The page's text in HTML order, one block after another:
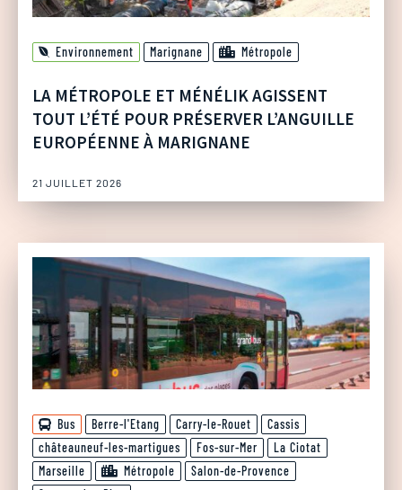
Environnement Marignane Métropole
LA MÉTROPOLE ET MÉNÉLIK AGISSENT
TOUT L’ÉTÉ POUR PRÉSERVER L’ANGUILLE
EUROPÉENNE À MARIGNANE
21 JUILLET 2026
Bus Berre-l'Etang Carry-le-Rouet
Cassis
châteauneuf-les-martigues
Fos-sur-Mer
La Ciotat
Marseille
Métropole
Salon-de-Provence